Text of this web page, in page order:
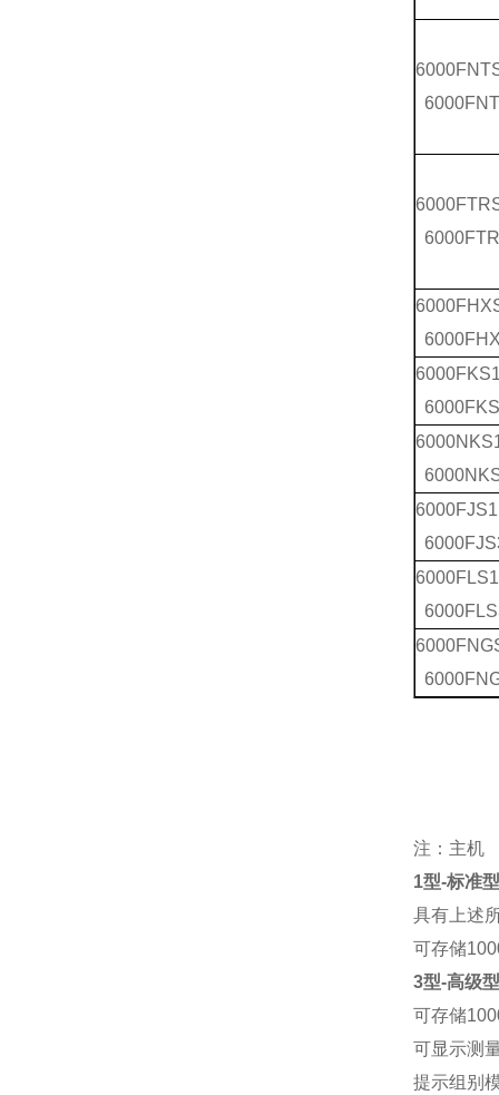
6000FJS1
6000FLS1
注：主机
1型-标准
具有上述
可存储
3型-高级
可存储
可显示测
提示组别